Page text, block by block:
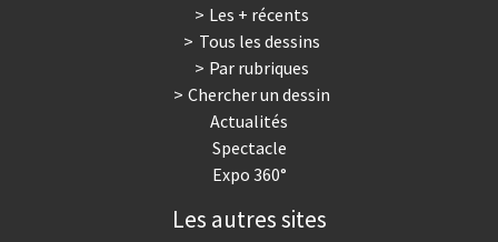
Souvenir de Fukushima Terrorisme
Un monde de foot
Les + récents
Tous les dessins
Par rubriques
Chercher un dessin
Actualités
Spectacle
Expo 360°
Les autres sites